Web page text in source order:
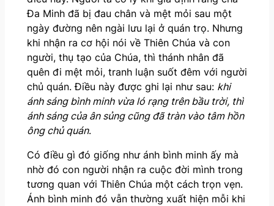
Đa Minh đã bị đau chân và mệt mỏi sau một
ngày đường nên ngài lưu lại ở quán trọ. Nhưng
khi nhận ra cơ hội nói về Thiên Chúa và con
người, thụ tạo của Chúa, thì thánh nhân đã
quên đi mệt mỏi, tranh luận suốt đêm với người
chủ quán. Điều này được ghi lại như sau: khi
ánh sáng bình minh vừa ló rạng trên bầu trời, thì
ánh sáng của ân sủng cũng đã tràn vào tâm hồn
ông chủ quán.
Có điều gì đó giống như ánh bình minh ấy mà
nhờ đó con người nhận ra cuộc đời mình trong
tương quan với Thiên Chúa một cách trọn vẹn.
Ánh bình minh đó vẫn thường xuất hiện mỗi khi